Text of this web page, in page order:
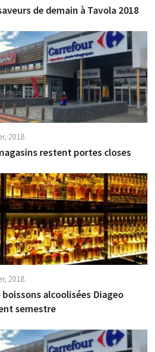
de demain à Tavola 2018
2018
restent portes closes
2018
alcoolisées Diageo
semestre